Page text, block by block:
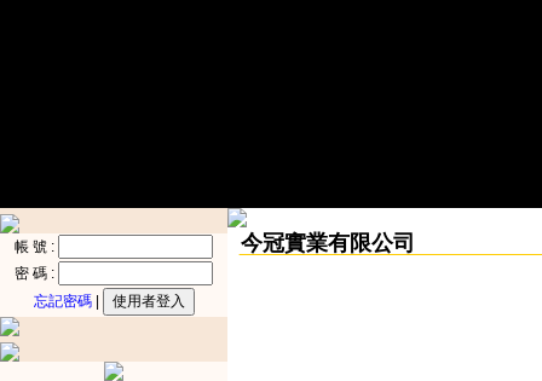
帳 號 :
密 碼 :
忘記密碼|
今冠實業有限公司